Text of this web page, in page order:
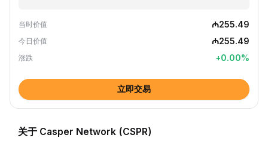
当时价值 ₼255.49
今日价值 ₼255.49
涨跌 +0.00%
立即交易
关于 Casper Network (CSPR)